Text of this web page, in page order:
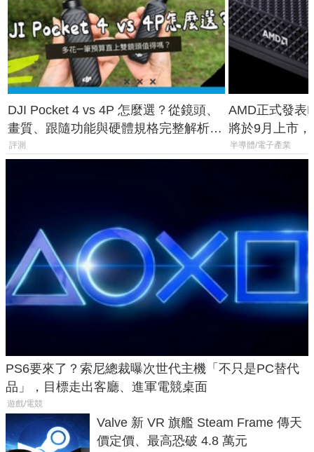
DJI Pocket 4 vs 4P 怎麼選？從鏡頭、
畫質、跟隨功能與硬體規格完整解析，
一次看懂兩台差異
評測
AMD正式發表
將於9月上市
Max系列處理
半導體/電子產業
PS6要來了？索尼總裁曝次世代主機「不只是PC替代
品」，目標走出客廳、進軍電競桌面
遊戲/電競
Valve 新 VR 旗艦 Steam Frame 傳天
價定價、最高恐破 4.8 萬元